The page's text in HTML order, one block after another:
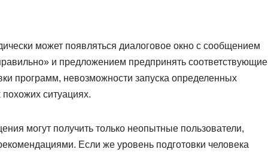
может появляться диалоговое окно с сообщением
и предложением предпринять соответствующие
программ, невозможности запуска определенных
ситуациях.
могут получить только неопытные пользователи,
Если же уровень подготовки человека